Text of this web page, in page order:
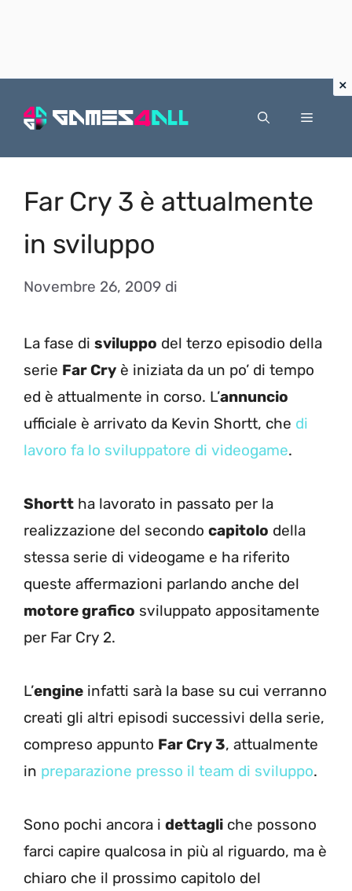
Menu
Far Cry 3 è attualmente
in sviluppo
Novembre 26, 2009 di
La fase di sviluppo del terzo episodio della
serie Far Cry è iniziata da un po’ di tempo
ed è attualmente in corso. L’annuncio
ufficiale è arrivato da Kevin Shortt, che di
lavoro fa lo sviluppatore di videogame.
Shortt ha lavorato in passato per la
realizzazione del secondo capitolo della
stessa serie di videogame e ha riferito
queste affermazioni parlando anche del
motore grafico sviluppato appositamente
per Far Cry 2.
L’engine infatti sarà la base su cui verranno
creati gli altri episodi successivi della serie,
compreso appunto Far Cry 3, attualmente
in preparazione presso il team di sviluppo.
Sono pochi ancora i dettagli che possono
farci capire qualcosa in più al riguardo, ma è
chiaro che il prossimo capitolo del